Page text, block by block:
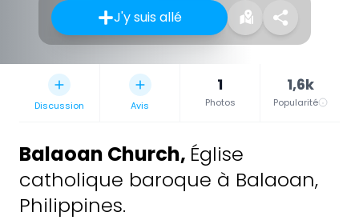
J'y suis allé
Discussion Avis
1
Photos
1,6k
Popularité
Balaoan Church, Église
catholique baroque à Balaoan,
Philippines.